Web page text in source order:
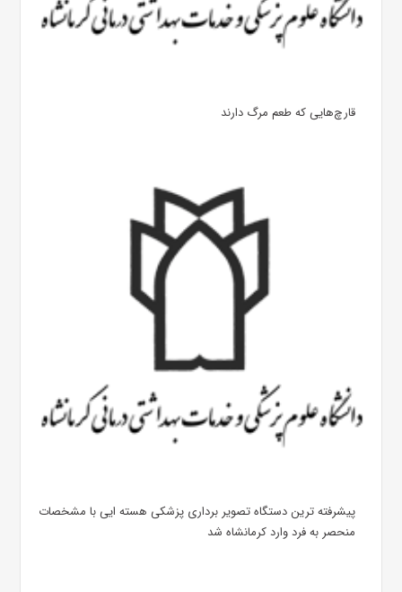
قارچ‌هایی که طعم مرگ دارند
پیشرفته ترین دستگاه تصویر برداری پزشکی هسته ایی با مشخصات
منحصر به فرد وارد کرمانشاه شد